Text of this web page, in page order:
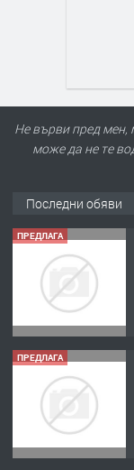
Не върви пред мен,
може да не те
Последни обяви
ПРЕДЛАГА
ПРЕДЛАГА